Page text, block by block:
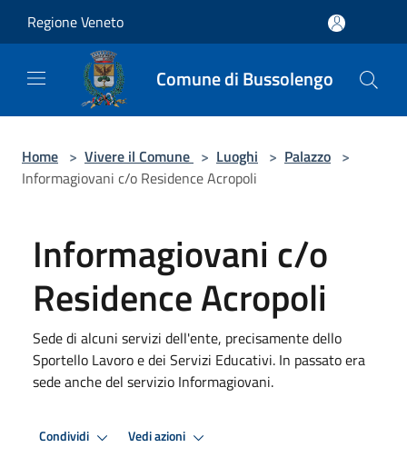
Regione Veneto
Comune di Bussolengo
Home > Vivere il Comune > Luoghi > Palazzo >
Informagiovani c/o Residence Acropoli
Informagiovani c/o
Residence Acropoli
Sede di alcuni servizi dell'ente, precisamente dello
Sportello Lavoro e dei Servizi Educativi. In passato era
sede anche del servizio Informagiovani.
Condividi Vedi azioni